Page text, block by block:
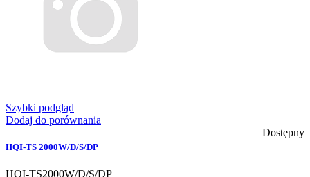
Szybki podgląd
Dodaj do porównania
Dostępny
HQI-TS 2000W/D/S/DP
HQI-TS2000W/D/S/DP